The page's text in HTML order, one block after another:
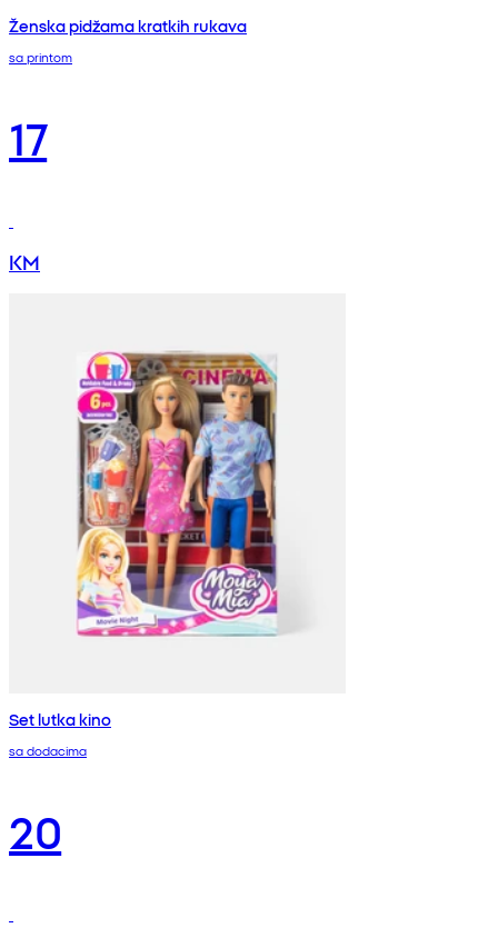
Ženska pidžama kratkih rukava
sa printom
17
KM
Set lutka kino
sa dodacima
20